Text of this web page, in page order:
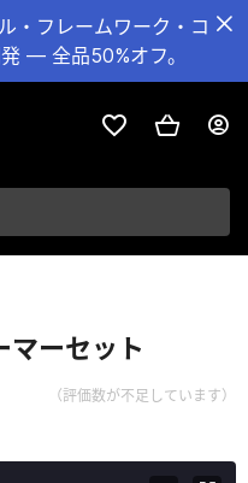
・フレームワーク・コ
— 全品50%オフ。
ーセット
（評価数が不足しています）